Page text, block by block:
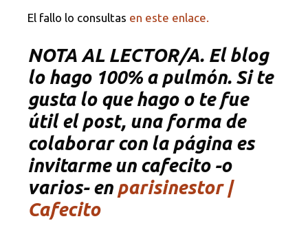
El fallo lo consultas en este enlace.
NOTA AL LECTOR/A. El blog
lo hago 100% a pulmón. Si te
gusta lo que hago o te fue
útil el post, una forma de
colaborar con la página es
invitarme un cafecito -o
varios- en parisinestor |
Cafecito